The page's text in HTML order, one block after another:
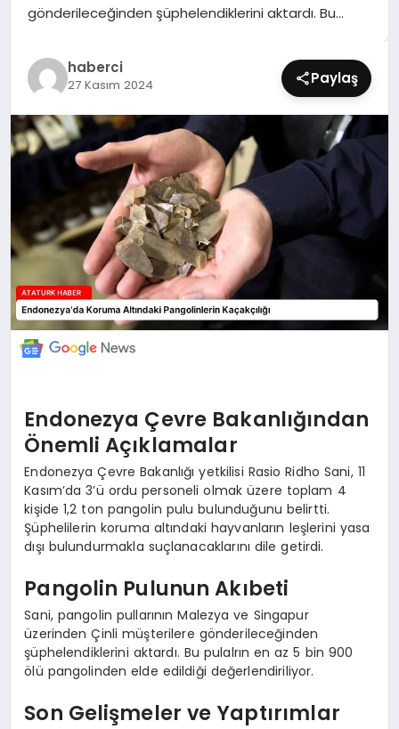
TEKNOLOJI
YAŞAM
gönderileceğinden şüphelendiklerini aktardı. Bu…
haberci
27 Kasım 2024 Paylaş
Endonezya Çevre Bakanlığından
Önemli Açıklamalar
Endonezya Çevre Bakanlığı yetkilisi Rasio Ridho Sani, 11
Kasım’da 3’ü ordu personeli olmak üzere toplam 4
kişide 1,2 ton pangolin pulu bulunduğunu belirtti.
Şüphelilerin koruma altındaki hayvanların leşlerini yasa
dışı bulundurmakla suçlanacaklarını dile getirdi.
Pangolin Pulunun Akıbeti
Sani, pangolin pullarının Malezya ve Singapur
üzerinden Çinli müşterilere gönderileceğinden
şüphelendiklerini aktardı. Bu pulalrın en az 5 bin 900
ölü pangolinden elde edildiği değerlendiriliyor.
Son Gelişmeler ve Yaptırımlar